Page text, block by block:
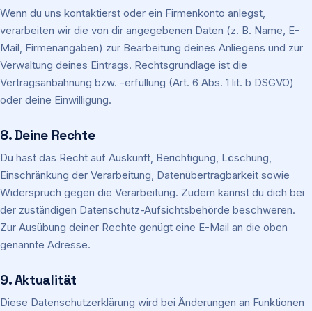
Wenn du uns kontaktierst oder ein Firmenkonto anlegst,
verarbeiten wir die von dir angegebenen Daten (z. B. Name, E-
Mail, Firmenangaben) zur Bearbeitung deines Anliegens und zur
Verwaltung deines Eintrags. Rechtsgrundlage ist die
Vertragsanbahnung bzw. -erfüllung (Art. 6 Abs. 1 lit. b DSGVO)
oder deine Einwilligung.
8. Deine Rechte
Du hast das Recht auf Auskunft, Berichtigung, Löschung,
Einschränkung der Verarbeitung, Datenübertragbarkeit sowie
Widerspruch gegen die Verarbeitung. Zudem kannst du dich bei
der zuständigen Datenschutz-Aufsichtsbehörde beschweren.
Zur Ausübung deiner Rechte genügt eine E-Mail an die oben
genannte Adresse.
9. Aktualität
Diese Datenschutzerklärung wird bei Änderungen an Funktionen